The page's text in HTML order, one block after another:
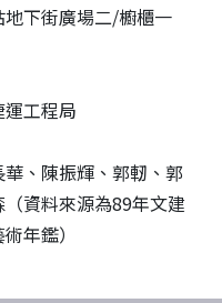
下街廣場二/櫥櫃一
工程局
華、陳振輝、郭軔、郭
資料來源為89年文建
年鑑）